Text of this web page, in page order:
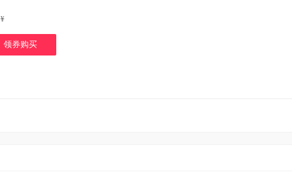
¥
领券购买